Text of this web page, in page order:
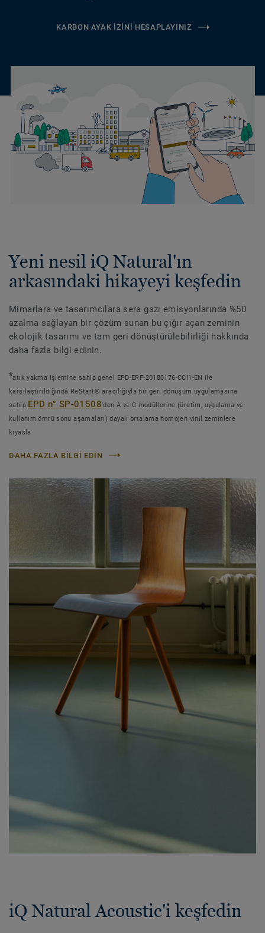
KARBON AYAK İZINI HESAPLAYINIZ
Yeni nesil iQ Natural'ın
arkasındaki hikayeyi keşfedin
Mimarlara ve tasarımcılara sera gazı emisyonlarında %50
azalma sağlayan bir çözüm sunan bu çığır açan zeminin
ekolojik tasarımı ve tam geri dönüştürülebilirliği hakkında
daha fazla bilgi edinin.
*atık yakma işlemine sahip genel EPD-ERF-20180176-CCI1-EN ile
karşılaştırıldığında ReStart® aracılığıyla bir geri dönüşüm uygulamasına
sahip EPD n° SP-01508'den A ve C modüllerine (üretim, uygulama ve
kullanım ömrü sonu aşamaları) dayalı ortalama homojen vinil zeminlere
kıyasla
DAHA FAZLA BILGI EDIN
iQ Natural Acoustic'i keşfedin